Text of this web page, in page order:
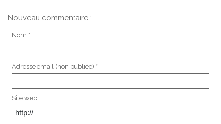
Nouveau commentaire :
Nom * :
Adresse email (non publiée) * :
Site web :